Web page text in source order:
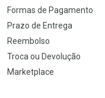
Formas de Pagamento
Prazo de Entrega
Reembolso
Troca ou Devolução
Marketplace